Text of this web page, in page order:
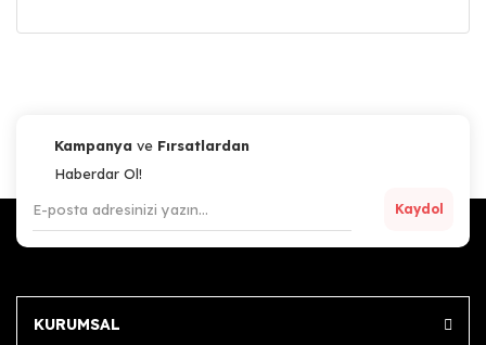
Kampanya ve Fırsatlardan
Haberdar Ol!
Kaydol
KURUMSAL